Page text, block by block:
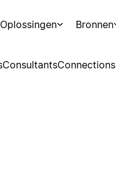
Oplossingen Bronnen
ConsultantsConnections